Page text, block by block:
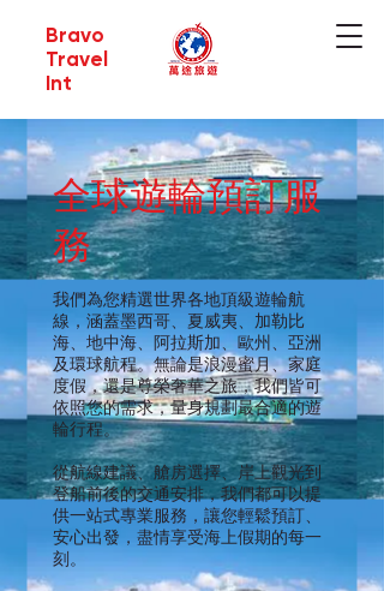
Bravo
Travel
Int
全球遊輪預訂服
務
我們為您精選世界各地頂級遊輪航
線，涵蓋墨西哥、夏威夷、加勒比
海、地中海、阿拉斯加、歐州、亞洲
及環球航程。無論是浪漫蜜月、家庭
度假，還是尊榮奢華之旅，我們皆可
依照您的需求，量身規劃最合適的遊
輪行程。
從航線建議、艙房選擇、岸上觀光到
登船前後的交通安排，我們都可以提
供一站式專業服務，讓您輕鬆預訂、
安心出發，盡情享受海上假期的每一
刻。